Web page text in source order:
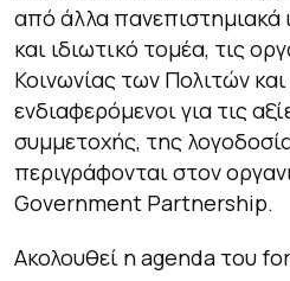
από άλλα πανεπιστημιακά
και ιδιωτικό τομέα, τις
Κοινωνίας των Πολιτών
ενδιαφερόμενοι για τις
συμμετοχής, της
περιγράφονται στον
Government Partnership.
Ακολουθεί η agenda του